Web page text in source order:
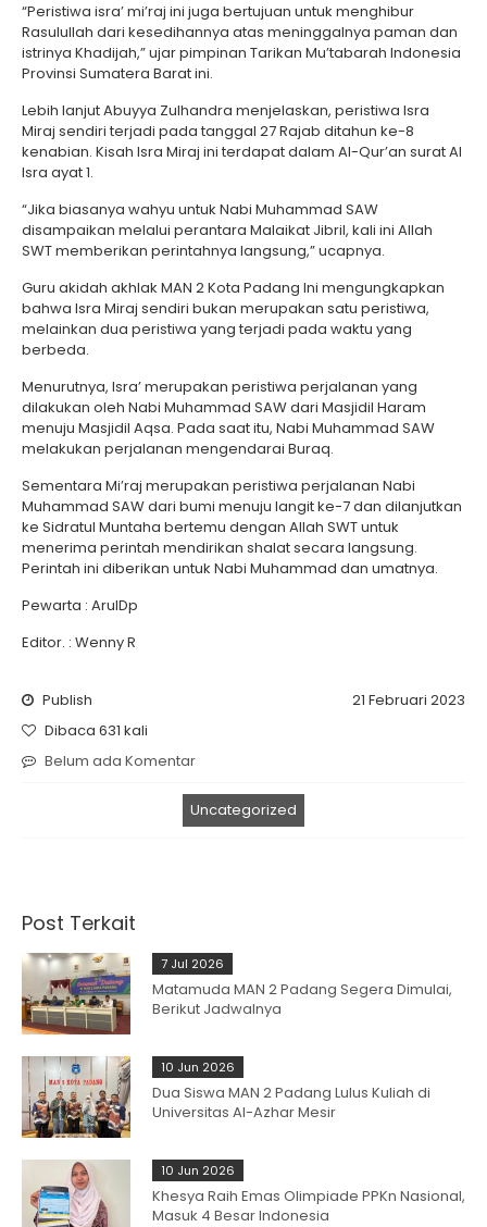
“Peristiwa isra’ mi’raj ini juga bertujuan untuk menghibur
Rasulullah dari kesedihannya atas meninggalnya paman dan
istrinya Khadijah,” ujar pimpinan Tarikan Mu’tabarah Indonesia
Provinsi Sumatera Barat ini.
Lebih lanjut Abuyya Zulhandra menjelaskan, peristiwa Isra
Miraj sendiri terjadi pada tanggal 27 Rajab ditahun ke-8
kenabian. Kisah Isra Miraj ini terdapat dalam Al-Qur’an surat Al
Isra ayat 1.
“Jika biasanya wahyu untuk Nabi Muhammad SAW
disampaikan melalui perantara Malaikat Jibril, kali ini Allah
SWT memberikan perintahnya langsung,” ucapnya.
Guru akidah akhlak MAN 2 Kota Padang Ini mengungkapkan
bahwa Isra Miraj sendiri bukan merupakan satu peristiwa,
melainkan dua peristiwa yang terjadi pada waktu yang
berbeda.
Menurutnya, Isra’ merupakan peristiwa perjalanan yang
dilakukan oleh Nabi Muhammad SAW dari Masjidil Haram
menuju Masjidil Aqsa. Pada saat itu, Nabi Muhammad SAW
melakukan perjalanan mengendarai Buraq.
Sementara Mi’raj merupakan peristiwa perjalanan Nabi
Muhammad SAW dari bumi menuju langit ke-7 dan dilanjutkan
ke Sidratul Muntaha bertemu dengan Allah SWT untuk
menerima perintah mendirikan shalat secara langsung.
Perintah ini diberikan untuk Nabi Muhammad dan umatnya.
Pewarta : ArulDp
Editor. : Wenny R
Publish
21 Februari 2023
Dibaca 631 kali
Belum ada Komentar
Uncategorized
Post Terkait
7 Jul 2026
Matamuda MAN 2 Padang Segera Dimulai,
Berikut Jadwalnya
10 Jun 2026
Dua Siswa MAN 2 Padang Lulus Kuliah di
Universitas Al-Azhar Mesir
10 Jun 2026
Khesya Raih Emas Olimpiade PPKn Nasional,
Masuk 4 Besar Indonesia